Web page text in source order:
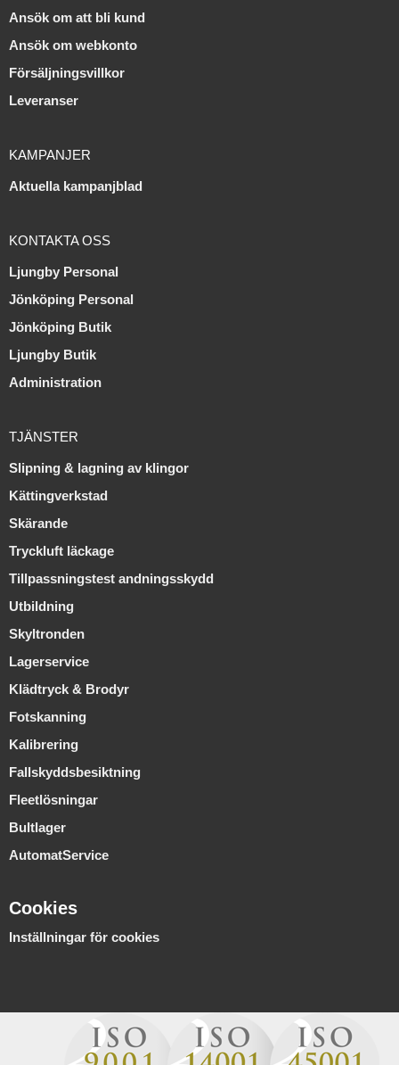
Ansök om att bli kund
Ansök om webkonto
Försäljningsvillkor
Leveranser
KAMPANJER
Aktuella kampanjblad
KONTAKTA OSS
Ljungby Personal
Jönköping Personal
Jönköping Butik
Ljungby Butik
Administration
TJÄNSTER
Slipning & lagning av klingor
Kättingverkstad
Skärande
Tryckluft läckage
Tillpassningstest andningsskydd
Utbildning
Skyltronden
Lagerservice
Klädtryck & Brodyr
Fotskanning
Kalibrering
Fallskyddsbesiktning
Fleetlösningar
Bultlager
AutomatService
Cookies
Inställningar för cookies